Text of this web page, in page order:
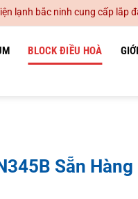
bắc ninh cung cấp lắp đặt hệ
BLOCK ĐIỀU HOÀ
Sẵn Hàng